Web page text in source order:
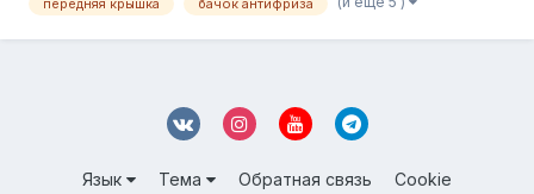
Язык Тема Обратная связь Cookie